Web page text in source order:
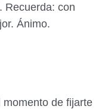
Recuerda: con
Ánimo.
de fijarte